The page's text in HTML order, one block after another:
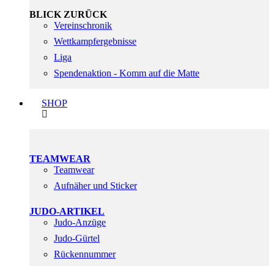
BLICK ZURÜCK
Vereinschronik
Wettkampfergebnisse
Liga
Spendenaktion - Komm auf die Matte
SHOP
TEAMWEAR
Teamwear
Aufnäher und Sticker
JUDO-ARTIKEL
Judo-Anzüge
Judo-Gürtel
Rückennummer